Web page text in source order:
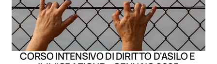
CORSO INTENSIVO DI DIRITTO D'ASILO E